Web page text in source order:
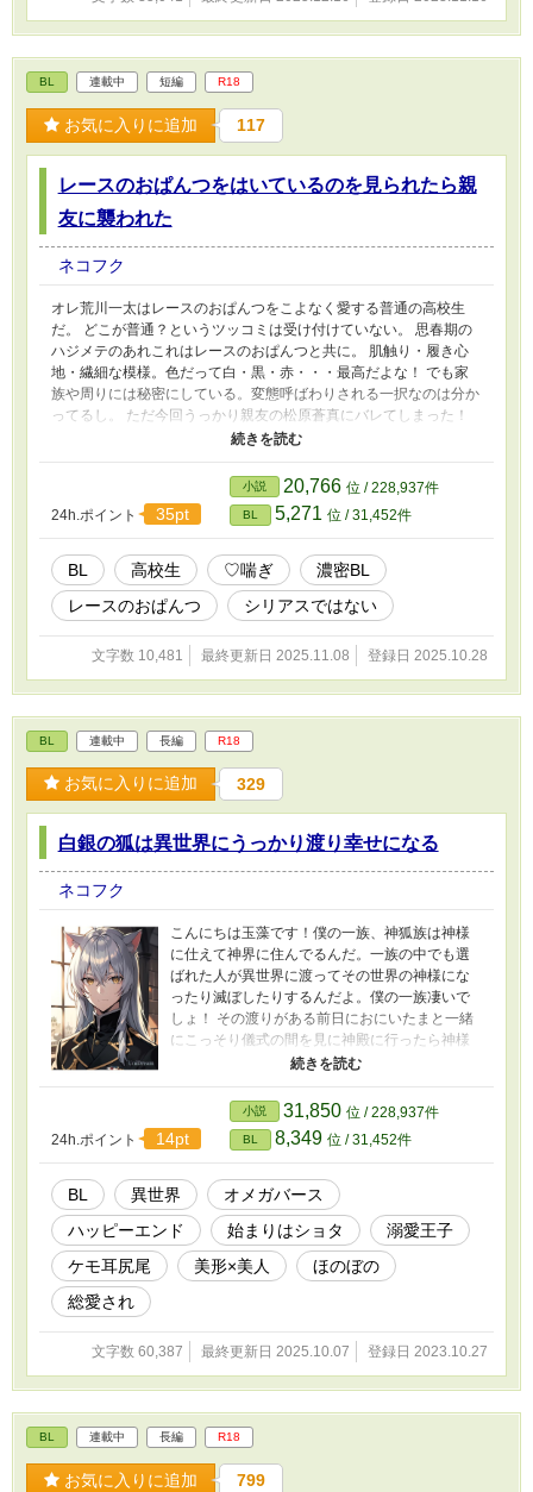
BL 連載中 短編 R18
お気に入りに追加 117
レースのおぱんつをはいているのを見られたら親
友に襲われた
ネコフク
オレ荒川一太はレースのおぱんつをこよなく愛する普通の高校生
だ。 どこが普通？というツッコミは受け付けていない。 思春期の
ハジメテのあれこれはレースのおぱんつと共に。 肌触り・履き心
地・繊細な模様。色だって白・黒・赤・・・最高だよな！ でも家
族や周りには秘密にしている。変態呼ばわりされる一択なのは分か
ってるし。 ただ今回うっかり親友の松原蒼真にバレてしまった！
ドン引きされるかと思ったら興奮していた。これはレースのおぱん
してただけだった！ あれよあれよと剥かれ弄られ・・・・・・ 何
でローション持ってんだーーー!!
24h.ポイント
35pt
小説 20,766 位 / 228,937件
BL 5,271 位 / 31,452件
BL 高校生 ♡喘ぎ
濃密BL
レースのおぱんつ
シリアスではない
文字数 10,481 最終更新日 2025.11.08 登録日 2025.10.28
BL 連載中 長編 R18
お気に入りに追加 329
白銀の狐は異世界にうっかり渡り幸せになる
ネコフク
こんにちは玉藻です！僕の一族、神狐族は神様
に仕えて神界に住んでるんだ。一族の中でも選
ばれた人が異世界に渡ってその世界の神様にな
ったり滅ぼしたりするんだよ。僕の一族凄いで
しょ！ その渡りがある前日におにいたまと一緒
にこっそり儀式の間を見に神殿に行ったら神様
がいて抱きかかえられたんだ。そうしたら神様
がつまずいて魔法陣の中に落ちちゃった。 落ち
た先の世界で心細くて泣いていたら綺麗な子が
助けてくれたんだ！その子がずっとここにいて
いいよって言ってくれたからいつも一緒にいる
けど間違って渡った僕はこの世界で何をしたら
いいの？ えっ？大きくなったら僕と結婚した
い？結婚って何？ずっと一緒にいること？う
ん、一緒にいるー！ 神狐族（人間にケモミミ尻
尾・狐にもなれる）の玉藻がうっかり異世界
（オメガバースの世界）に落ちた先で山あり谷
ます。エセですエセ。 幼少期から始まりますの
でエロは先の先です。 不定期投稿で毎日更新の
24h.ポイント 14pt
小説 31,850 位 / 228,937件
BL 8,349 位 / 31,452件
BL 異世界
オメガバース
ハッピーエンド
始まりはショタ
溺愛王子
ケモ耳尻尾
美形×美人
ほのぼの
総愛され
文字数 60,387 最終更新日 2025.10.07 登録日 2023.10.27
BL 連載中 長編 R18
お気に入りに追加 799